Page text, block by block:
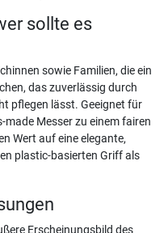
sollte es
sowie Familien, die ein
das zuverlässig durch
pflegen lässt. Geeignet für
made Messer zu einem fairen
Wert auf eine elegante,
plastic-basierten Griff als
Erscheinungsbild des